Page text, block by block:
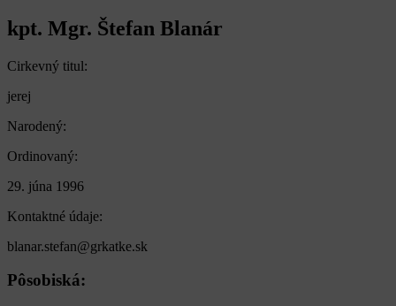
kpt. Mgr. Štefan Blanár
Cirkevný titul:
jerej
Narodený:
Ordinovaný:
29. júna 1996
Kontaktné údaje:
blanar.stefan@grkatke.sk
Pôsobiská: